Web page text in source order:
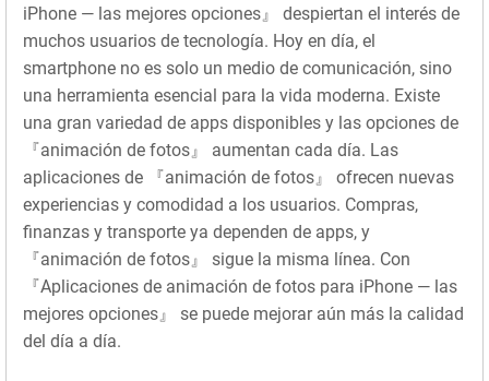
iPhone — las mejores opciones』 despiertan el interés de
muchos usuarios de tecnología. Hoy en día, el
smartphone no es solo un medio de comunicación, sino
una herramienta esencial para la vida moderna. Existe
una gran variedad de apps disponibles y las opciones de
『animación de fotos』 aumentan cada día. Las
aplicaciones de 『animación de fotos』 ofrecen nuevas
experiencias y comodidad a los usuarios. Compras,
finanzas y transporte ya dependen de apps, y
『animación de fotos』 sigue la misma línea. Con
『Aplicaciones de animación de fotos para iPhone — las
mejores opciones』 se puede mejorar aún más la calidad
del día a día.